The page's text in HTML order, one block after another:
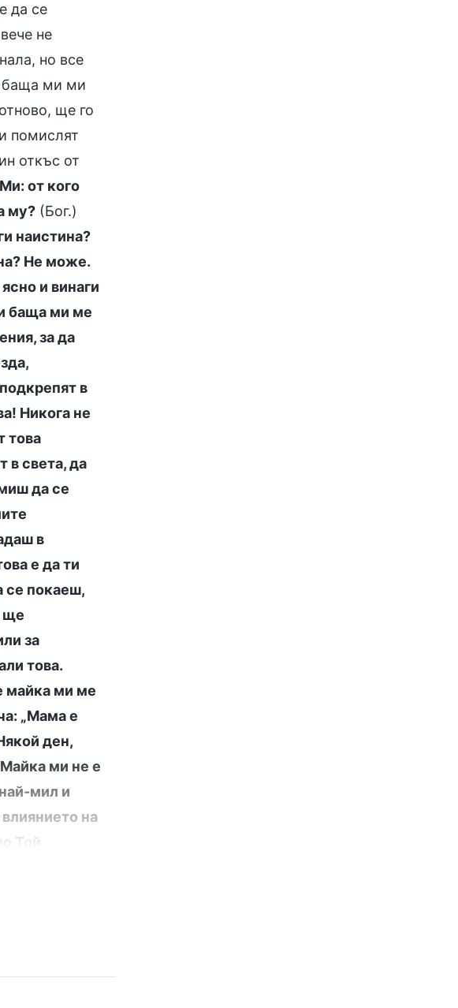
да се
не
но все
баща ми ми
ще го
помислят
откъс от
от кого
му? (Бог.)
наистина?
Не може.
и винаги
баща ми ме
за да
в
Никога не
това
в света, да
да се
в
е да ти
се покаеш,
ще
за
това.
майка ми ме
„Мама е
ден,
ми не е
мил и
на
Той
ще
любов.